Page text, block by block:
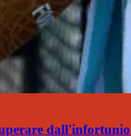
dall'infortunio